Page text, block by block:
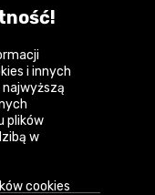
z
i innych
plików
w
cookies